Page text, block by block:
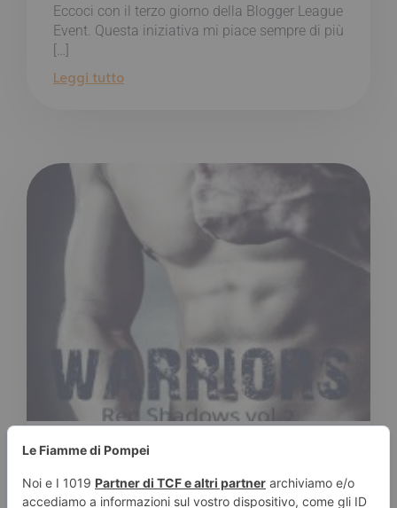
Eccoci con il terzo giorno della Blogger League
Event. Questa iniziativa mi piace sempre di più
[…]
Leggi tutto
Intervista all’autrice: Gaby